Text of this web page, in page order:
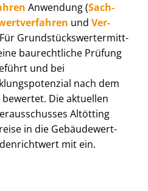
Anwendung (Sach­
und Ver­
Grund­stücks­wert­ermitt­
baurechtliche Prüfung
und bei
nach dem
bewertet. Die aktuellen
Altötting
in die Ge­bäu­de­wert­
mit ein.